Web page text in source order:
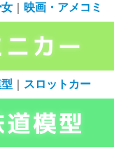
映画・アメコミ
スロットカー